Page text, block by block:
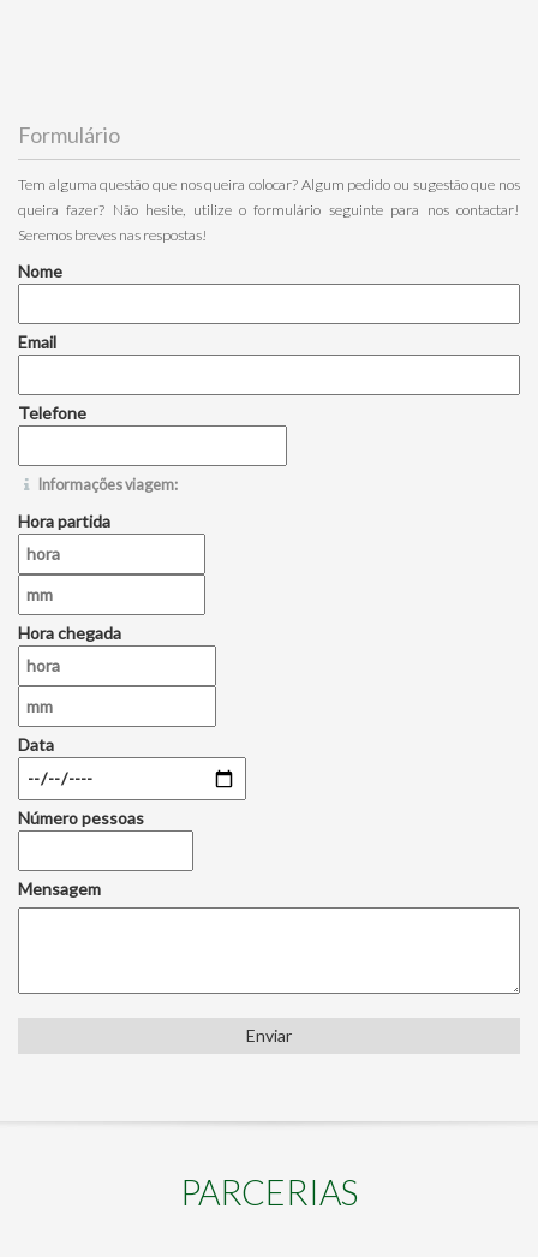
Formulário
Tem alguma questão que nos queira colocar? Algum pedido ou sugestão que nos
queira fazer? Não hesite, utilize o formulário seguinte para nos contactar!
Seremos breves nas respostas!
Nome
Email
Telefone
Informações viagem:
Hora partida
Hora chegada
Data
Número pessoas
Mensagem
Enviar
PARCERIAS